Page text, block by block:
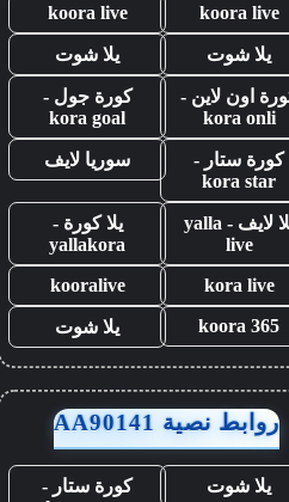
koora live
koora live
يلا شوت يلا شوت
اون لاين -
kora onli
كورة جول -
kora goal
كورة ستار -
kora star
سوريا لايف
يلا لايف - yalla
live
يلا كورة -
yallakora
kora live
kooralive
koora 365
يلا شوت
روابط نصية AA90141
يلا شوت
كورة ستار -